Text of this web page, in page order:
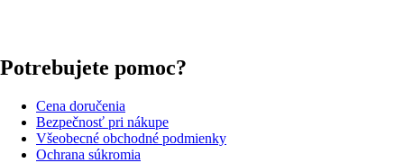
Potrebujete pomoc?
Cena doručenia
Bezpečnosť pri nákupe
Všeobecné obchodné podmienky
Ochrana súkromia